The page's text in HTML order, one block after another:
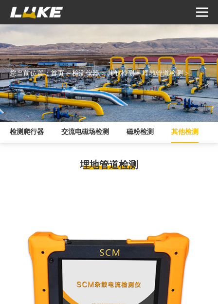
您当前位置：首页>检测仪器>其他检测>埋地管道检测>
检测爬行器 交流电磁场检测 磁粉检测 其他检测
埋地管道检测